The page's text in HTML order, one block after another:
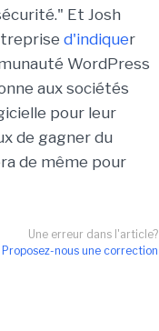
Et Josh
d'indiquer
WordPress
aux sociétés
pour leur
de gagner du
de même pour
Une erreur dans l'article?
Proposez-nous une correction